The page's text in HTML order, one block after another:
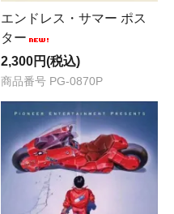
エンドレス・サマー ポス
ター
2,300円(税込)
商品番号 PG-0870P